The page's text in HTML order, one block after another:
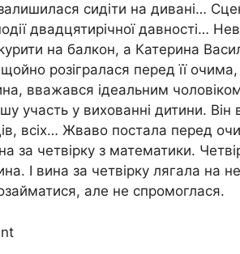
сидіти на дивані…
двадцятирічної давності…
на балкон, а Катерина
розігралася перед її очима,
вважався ідеальним
участь у вихованні дитини. Він
всіх… Жваво постала перед
за четвірку з математики.
І вина за четвірку лягала на
але не спромоглася.